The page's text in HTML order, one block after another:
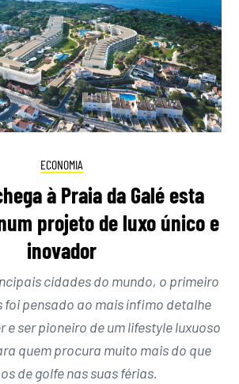
ECONOMIA
à Praia da Galé esta
projeto de luxo único e
inovador
cidades do mundo, o primeiro
foi pensado ao mais ínfimo detalhe
e ser pioneiro de um lifestyle luxuoso
quem procura muito mais do que
de golfe nas suas férias.